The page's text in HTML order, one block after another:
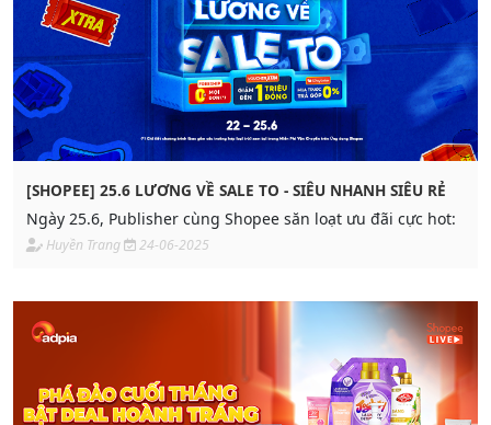
[SHOPEE] 25.6 LƯƠNG VỀ SALE TO - SIÊU NHANH SIÊU RẺ
Ngày 25.6, Publisher cùng Shopee săn loạt ưu đãi cực hot:
Huyền Trang 24-06-2025